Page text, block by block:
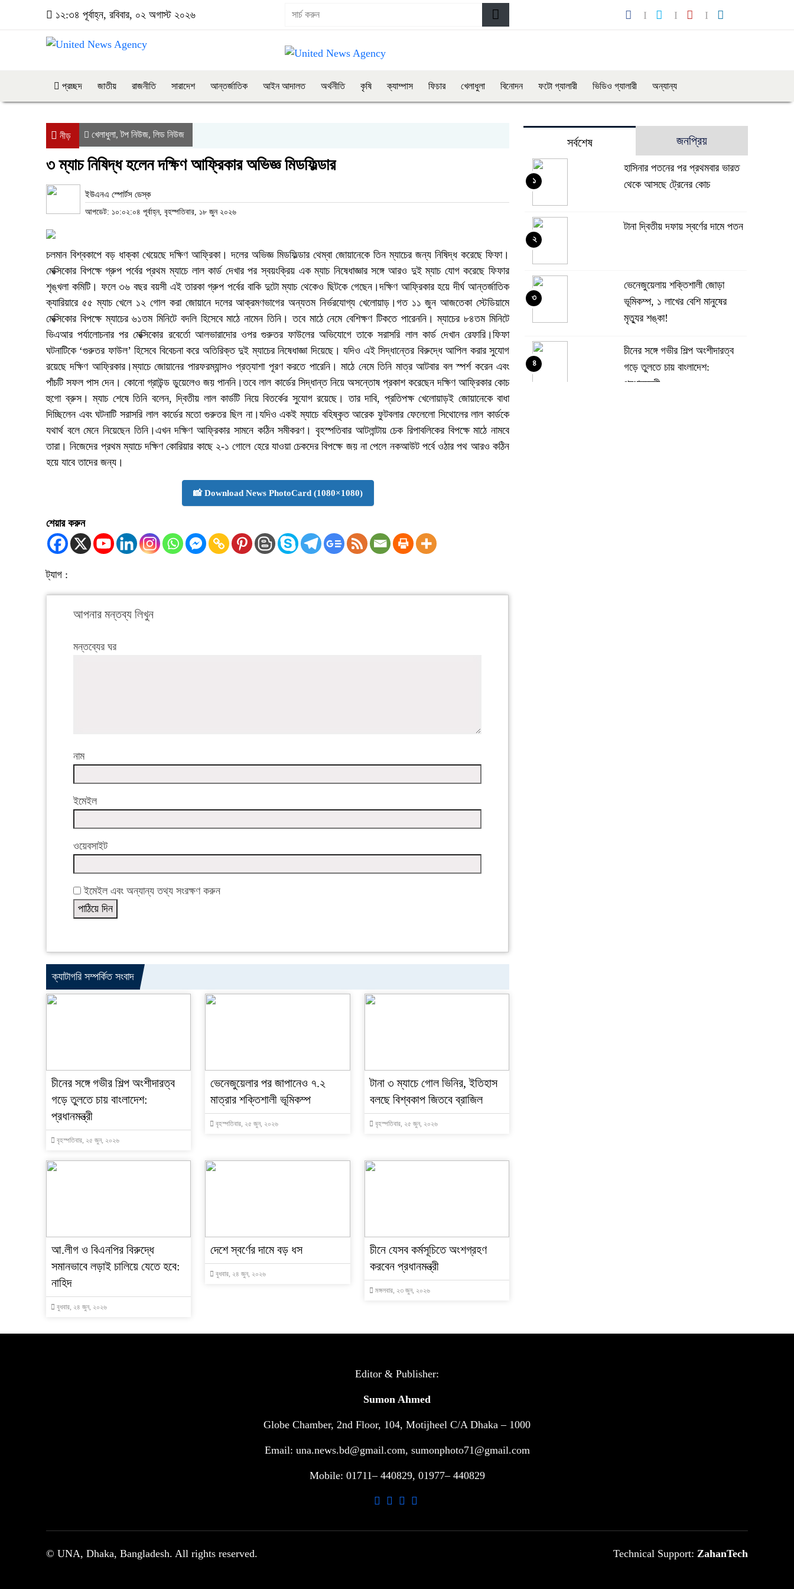
১২:৩৪ পূর্বাহ্ন, রবিবার, ০২ অগাস্ট ২০২৬
প্রচ্ছদ জাতীয় রাজনীতি সারাদেশ আন্তর্জাতিক আইন আদালত অর্থনীতি কৃষি ক্যাম্পাস ফিচার খেলাধুলা বিনোদন ফটো গ্যালারী ভিডিও গ্যালারী অন্যান্য
নীড় খেলাধুলা,টপ নিউজ, লিড নিউজ
৩ ম্যাচ নিষিদ্ধ হলেন দক্ষিণ আফ্রিকার অভিজ্ঞ মিডফিল্ডার
ইউএনএ স্পোর্টস ডেস্ক
আপডেট: ১০:০২:০৪ পূর্বাহ্ন, বৃহস্পতিবার, ১৮ জুন ২০২৬
চলমান বিশ্বকাপে বড় ধাক্কা খেয়েছে দক্ষিণ আফ্রিকা। দলের অভিজ্ঞ মিডফিল্ডার থেম্বা জোয়ানেকে তিন ম্যাচের জন্য নিষিদ্ধ করেছে ফিফা।
মেক্সিকোর বিপক্ষে গ্রুপ পর্বের প্রথম ম্যাচে লাল কার্ড দেখার পর স্বয়ংক্রিয় এক ম্যাচ নিষেধাজ্ঞার সঙ্গে আরও দুই ম্যাচ যোগ করেছে ফিফার
শৃঙ্খলা কমিটি। ফলে ৩৬ বছর বয়সী এই তারকা গ্রুপ পর্বের বাকি দুটো ম্যাচ থেকেও ছিটকে গেছেন।দক্ষিণ আফ্রিকার হয়ে দীর্ঘ আন্তর্জাতিক
ক্যারিয়ারে ৫৫ ম্যাচ খেলে ১২ গোল করা জোয়ানে দলের আক্রমণভাগের অন্যতম নির্ভরযোগ্য খেলোয়াড়।গত ১১ জুন আজতেকা স্টেডিয়ামে
মেক্সিকোর বিপক্ষে ম্যাচের ৬১তম মিনিটে বদলি হিসেবে মাঠে নামেন তিনি। তবে মাঠে নেমে বেশিক্ষণ টিকতে পারেননি। ম্যাচের ৮৪তম মিনিটে
ভিএআর পর্যালোচনার পর মেক্সিকোর রবের্তো আলভারাদোর ওপর গুরুতর ফাউলের অভিযোগে তাকে সরাসরি লাল কার্ড দেখান রেফারি।ফিফা
ঘটনাটিকে ‘গুরুতর ফাউল’ হিসেবে বিবেচনা করে অতিরিক্ত দুই ম্যাচের নিষেধাজ্ঞা দিয়েছে। যদিও এই সিদ্ধান্তের বিরুদ্ধে আপিল করার সুযোগ
রয়েছে দক্ষিণ আফ্রিকার।ম্যাচে জোয়ানের পারফরম্যান্সও প্রত্যাশা পূরণ করতে পারেনি। মাঠে নেমে তিনি মাত্র আটবার বল স্পর্শ করেন এবং
পাঁচটি সফল পাস দেন। কোনো গ্রাউন্ড ডুয়েলেও জয় পাননি।তবে লাল কার্ডের সিদ্ধান্ত নিয়ে অসন্তোষ প্রকাশ করেছেন দক্ষিণ আফ্রিকার কোচ
হুগো ব্রুস। ম্যাচ শেষে তিনি বলেন, দ্বিতীয় লাল কার্ডটি নিয়ে বিতর্কের সুযোগ রয়েছে। তার দাবি, প্রতিপক্ষ খেলোয়াড়ই জোয়ানেকে বাধা
দিচ্ছিলেন এবং ঘটনাটি সরাসরি লাল কার্ডের মতো গুরুতর ছিল না।যদিও একই ম্যাচে বহিষ্কৃত আরেক ফুটবলার ফেলেলো সিথোলের লাল কার্ডকে
যথার্থ বলে মেনে নিয়েছেন তিনি।এখন দক্ষিণ আফ্রিকার সামনে কঠিন সমীকরণ। বৃহস্পতিবার আটলান্টায় চেক রিপাবলিকের বিপক্ষে মাঠে নামবে
তারা। নিজেদের প্রথম ম্যাচে দক্ষিণ কোরিয়ার কাছে ২-১ গোলে হেরে যাওয়া চেকদের বিপক্ষে জয় না পেলে নকআউট পর্বে ওঠার পথ আরও কঠিন
হয়ে যাবে তাদের জন্য।
📸 Download News PhotoCard (1080×1080)
শেয়ার করুন
ট্যাগ :
আপনার মন্তব্য লিখুন
মন্তব্যের ঘর
নাম
ইমেইল
ওয়েবসাইট
ইমেইল এবং অন্যান্য তথ্য সংরক্ষণ করুন
ক্যাটাগরি সম্পর্কিত সংবাদ
চীনের সঙ্গে গভীর শিল্প অংশীদারত্ব
গড়ে তুলতে চায় বাংলাদেশ:
প্রধানমন্ত্রী
বৃহস্পতিবার, ২৫ জুন, ২০২৬
ভেনেজুয়েলার পর জাপানেও ৭.২
মাত্রার শক্তিশালী ভূমিকম্প
বৃহস্পতিবার, ২৫ জুন, ২০২৬
টানা ৩ ম্যাচে গোল ভিনির, ইতিহাস
বলছে বিশ্বকাপ জিতবে ব্রাজিল
বৃহস্পতিবার, ২৫ জুন, ২০২৬
আ.লীগ ও বিএনপির বিরুদ্ধে
সমানভাবে লড়াই চালিয়ে যেতে হবে:
নাহিদ
বুধবার, ২৪ জুন, ২০২৬
দেশে স্বর্ণের দামে বড় ধস
বুধবার, ২৪ জুন, ২০২৬
চীনে যেসব কর্মসূচিতে অংশগ্রহণ
করবেন প্রধানমন্ত্রী
মঙ্গলবার, ২৩ জুন, ২০২৬
সর্বশেষ জনপ্রিয়
হাসিনার পতনের পর প্রথমবার ভারত
থেকে আসছে ট্রেনের কোচ
১
টানা দ্বিতীয় দফায় স্বর্ণের দামে পতন
২
ভেনেজুয়েলায় শক্তিশালী জোড়া
ভূমিকম্প, ১ লাখের বেশি মানুষের
মৃত্যুর শঙ্কা!
৩
চীনের সঙ্গে গভীর শিল্প অংশীদারত্ব
গড়ে তুলতে চায় বাংলাদেশ:
প্রধানমন্ত্রী
৪
Editor & Publisher:
Sumon Ahmed
Globe Chamber, 2nd Floor, 104, Motijheel C/A Dhaka – 1000
Email: una.news.bd@gmail.com, sumonphoto71@gmail.com
Mobile: 01711– 440829, 01977– 440829
© UNA, Dhaka, Bangladesh. All rights reserved. Technical Support: ZahanTech